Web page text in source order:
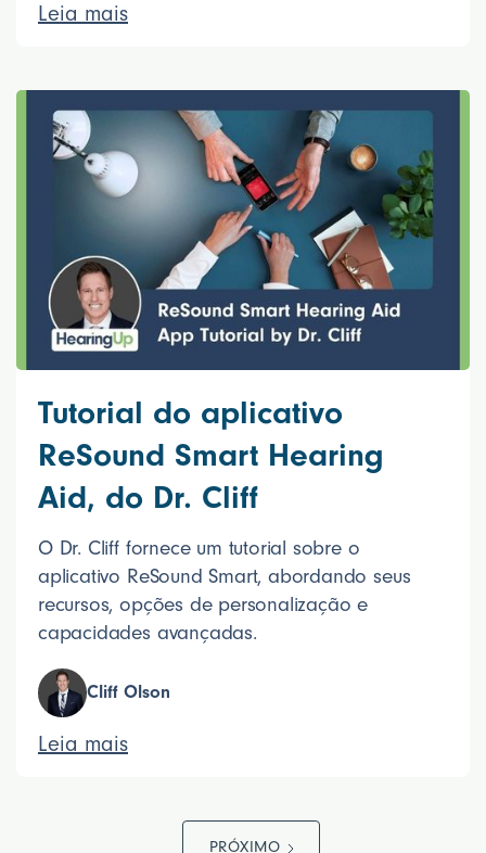
Leia mais
Tutorial do aplicativo
ReSound Smart Hearing
Aid, do Dr. Cliff
O Dr. Cliff fornece um tutorial sobre o
aplicativo ReSound Smart, abordando seus
recursos, opções de personalização e
capacidades avançadas.
Cliff Olson
Leia mais
PRÓXIMO